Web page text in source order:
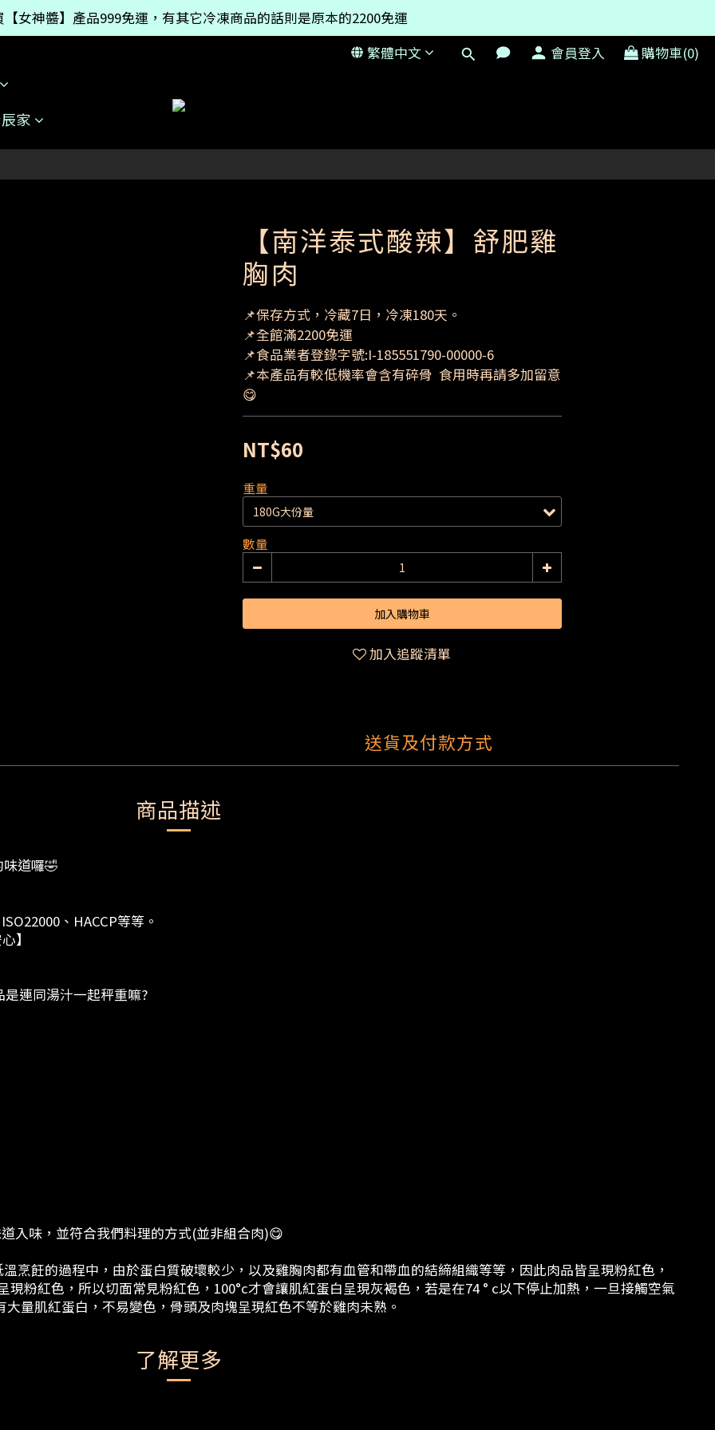
女神醬】產品999免運，有其它冷凍商品的話則是原本的2200免運
女神醬】產品999免運，有其它冷凍商品的話則是原本的2200免運
網新功能【全館活動時間牆】全館活動都在這一頁，還有附上時間倒數器
女神醬】產品999免運，有其它冷凍商品的話則是原本的2200免運
繁體中文 會員登入 購物車(0)
家
【南洋泰式酸辣】舒肥雞
胸肉
📌保存方式，冷藏7日，冷凍180天。
📌全館滿2200免運
📌食品業者登錄字號:I-185551790-00000-6
📌本產品有較低機率會含有碎骨  食用時再請多加留意
😋
NT$60
重量
數量
加入購物車
加入追蹤清單
送貨及付款方式
商品描述
道囉🤣
ISO22000、HACCP等等。
的安心】
連同湯汁一起秤重嘛?
入味，並符合我們料理的方式(並非組合肉)😋
烹飪的過程中，由於蛋白質破壞較少，以及雞胸肉都有血管和帶血的結締組織等等，因此肉品皆呈現粉紅色，
粉紅色，所以切面常見粉紅色，100°c才會讓肌紅蛋白呈現灰褐色，若是在74 ° c以下停止加熱，一旦接觸空氣
量肌紅蛋白，不易變色，骨頭及肉塊呈現紅色不等於雞肉未熟。
了解更多